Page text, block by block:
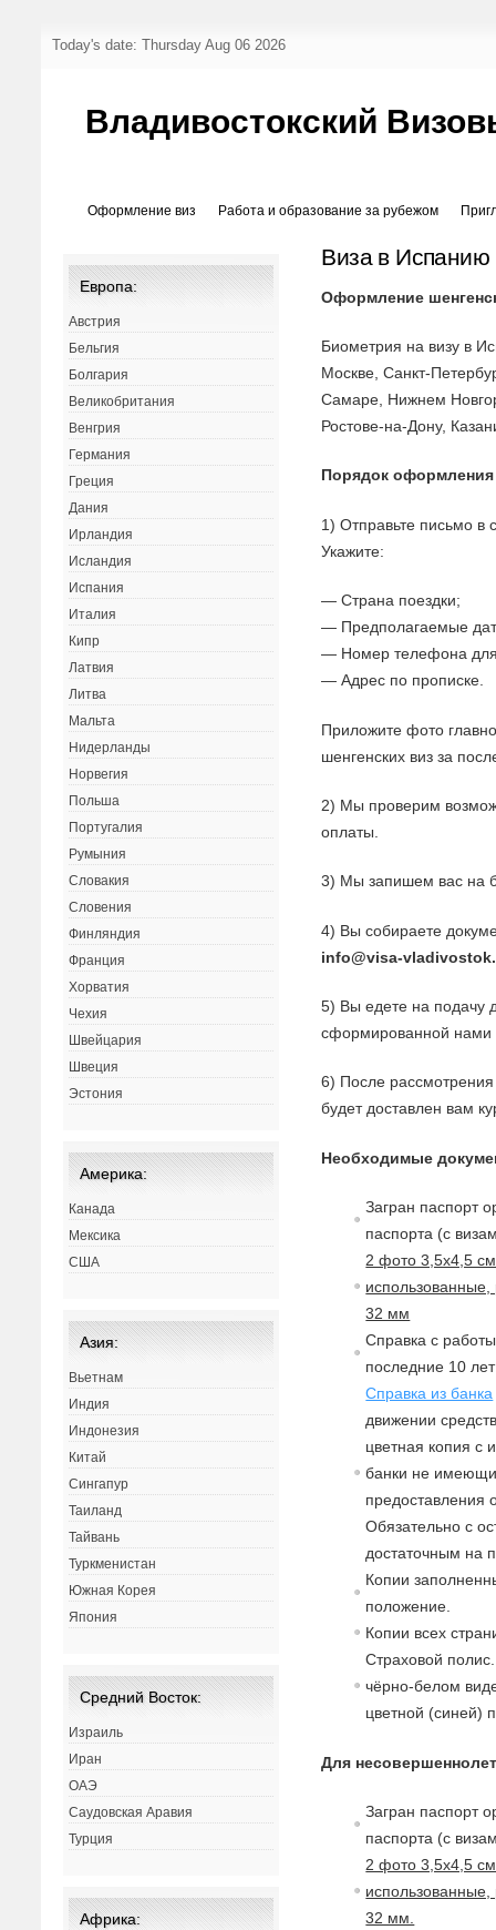
Today's date: Thursday Aug 06 2026
Владивостокский
Оформление виз Работа и образование за рубежом
Виза в Испанию
Оформление
Биометрия на визу в
Москве, Санкт-
Самаре, Нижнем
Ростове-на-Дону,
Порядок
1) Отправьте письмо
Укажите:
— Страна поездки;
— Предполагаемые
— Номер телефона для
— Адрес по прописке.
Приложите фото
шенгенских виз за
2) Мы проверим
оплаты.
3) Мы запишем вас на
4) Вы собираете
info@visa-
5) Вы едете на подачу
сформированной нами
6) После рассмотрения
будет доставлен вам
Необходимые
Загран паспорт
паспорта (с
2 фото 3,5х4,5
32 мм
Справка с
последние 10
Справка из банка
движении
цветная копия с
банки не
предоставления
Обязательно с
достаточным на
Копии
положение.
Копии всех
Страховой
чёрно-белом
цветной (синей)
Для
Загран паспорт
паспорта (с в
2 фото 3,5х4,5
32 мм.
Европа:
Австрия
Бельгия
Болгария
Великобритания
Венгрия
Германия
Греция
Дания
Ирландия
Исландия
Испания
Италия
Кипр
Латвия
Литва
Мальта
Нидерланды
Норвегия
Польша
Португалия
Румыния
Словакия
Словения
Финляндия
Франция
Хорватия
Чехия
Швейцария
Швеция
Эстония
Америка:
Канада
Мексика
США
Азия:
Вьетнам
Индия
Индонезия
Китай
Сингапур
Таиланд
Тайвань
Туркменистан
Южная Корея
Япония
Средний Восток:
Израиль
Иран
ОАЭ
Саудовская Аравия
Турция
Африка: